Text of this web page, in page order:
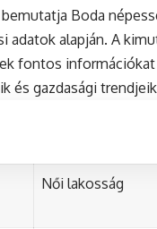
Boda
adatok alapján. A
fontos
és gazdasági
Női lakosság